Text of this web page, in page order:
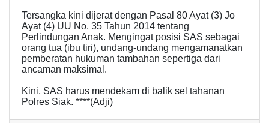
​Tersangka kini dijerat dengan Pasal 80 Ayat (3) Jo
Ayat (4) UU No. 35 Tahun 2014 tentang
Perlindungan Anak. Mengingat posisi SAS sebagai
orang tua (ibu tiri), undang-undang mengamanatkan
pemberatan hukuman tambahan sepertiga dari
ancaman maksimal.
​Kini, SAS harus mendekam di balik sel tahanan
Polres Siak. ****​(Adji)